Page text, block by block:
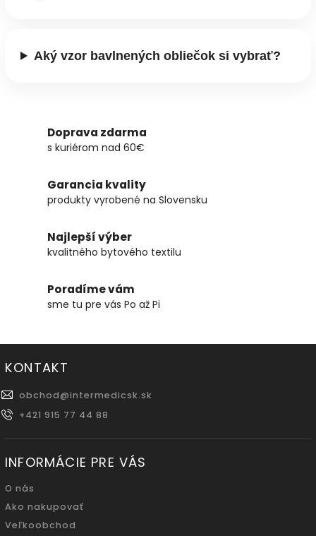
Aký vzor bavlnených obliečok si vybrať?
Doprava zdarma
s kuriérom nad 60€
Garancia kvality
produkty vyrobené na Slovensku
Najlepší výber
kvalitného bytového textilu
Poradíme vám
sme tu pre vás Po až Pi
KONTAKT
obchod@intermedicsk.sk
+421 915 77 44 88
INFORMÁCIE PRE VÁS
O nás
Ako nakupovať
Veľkoobchod